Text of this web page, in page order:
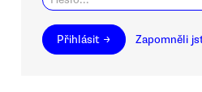
Přihlásit → Zapomněli